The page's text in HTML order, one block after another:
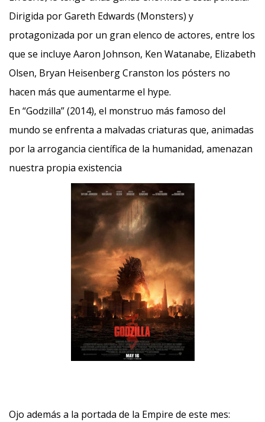
Dirigida por Gareth Edwards (Monsters) y
protagonizada por un gran elenco de actores, entre los
que se incluye Aaron Johnson, Ken Watanabe, Elizabeth
Olsen, Bryan Heisenberg Cranston los pósters no
hacen más que aumentarme el hype.
En “Godzilla” (2014), el monstruo más famoso del
mundo se enfrenta a malvadas criaturas que, animadas
por la arrogancia científica de la humanidad, amenazan
nuestra propia existencia
Ojo además a la portada de la Empire de este mes: